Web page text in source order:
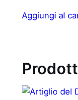
Aggiungi al